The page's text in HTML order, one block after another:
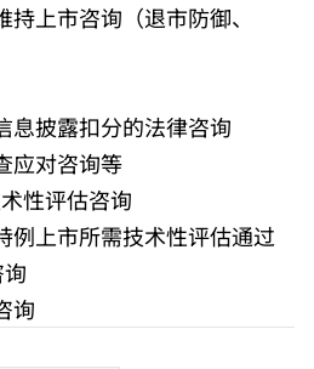
上市咨询（退市防御、
息披露扣分的法律咨询
应对咨询等
性评估咨询
例上市所需技术性评估通过
询